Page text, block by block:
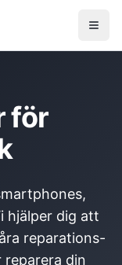
för
hjälper dig att
reparations-
din